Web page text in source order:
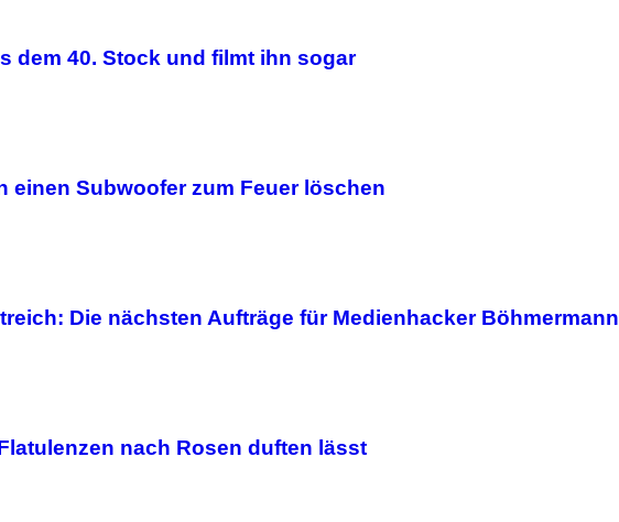
dem 40. Stock und filmt ihn sogar
einen Subwoofer zum Feuer löschen
Die nächsten Aufträge für Medienhacker Böhmermann
nach Rosen duften lässt